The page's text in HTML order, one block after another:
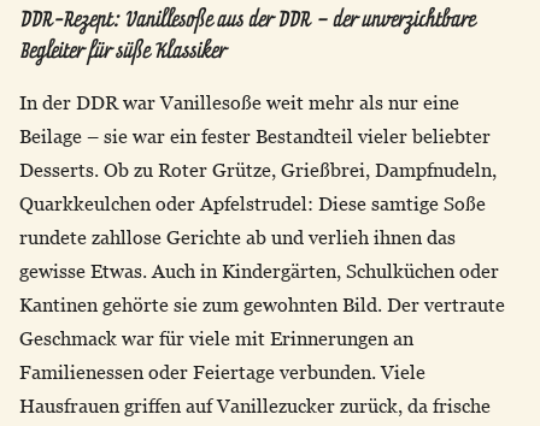
DDR-Rezept: Vanillesoße aus der DDR – der unverzichtbare
Begleiter für süße Klassiker
In der DDR war Vanillesoße weit mehr als nur eine
Beilage – sie war ein fester Bestandteil vieler beliebter
Desserts. Ob zu Roter Grütze, Grießbrei, Dampfnudeln,
Quarkkeulchen oder Apfelstrudel: Diese samtige Soße
rundete zahllose Gerichte ab und verlieh ihnen das
gewisse Etwas. Auch in Kindergärten, Schulküchen oder
Kantinen gehörte sie zum gewohnten Bild. Der vertraute
Geschmack war für viele mit Erinnerungen an
Familienessen oder Feiertage verbunden. Viele
Hausfrauen griffen auf Vanillezucker zurück, da frische